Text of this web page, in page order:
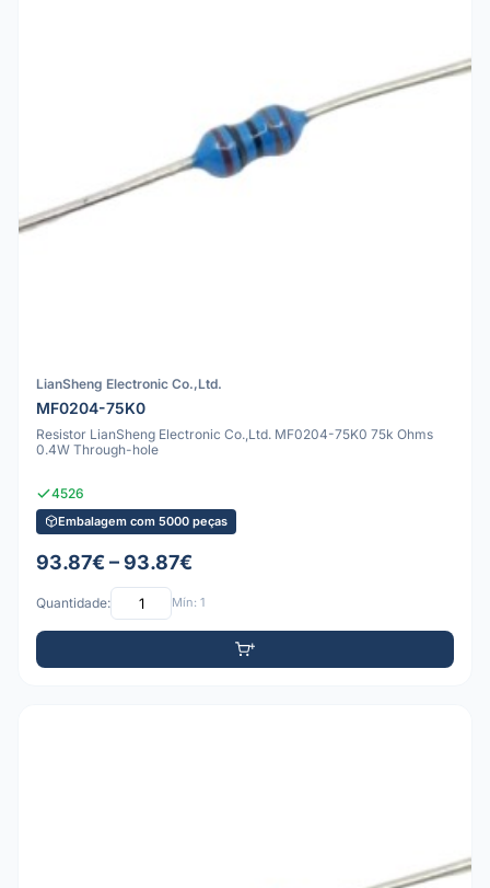
LianSheng Electronic Co.,Ltd.
MF0204-75K0
Resistor LianSheng Electronic Co.,Ltd. MF0204-75K0 75k Ohms
0.4W Through-hole
4526
Embalagem com 5000 peças
93.87€ – 93.87€
Quantidade: Mín: 1